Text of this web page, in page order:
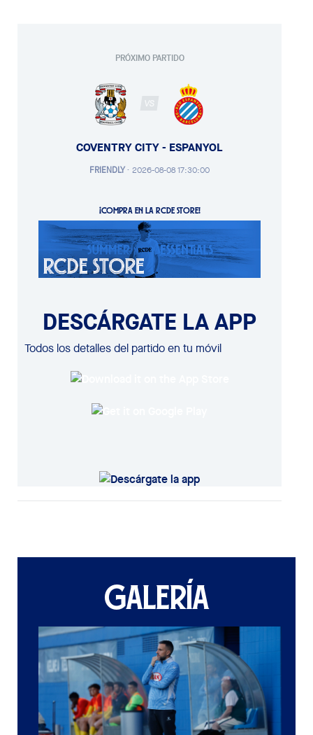
PRÓXIMO PARTIDO
VS
COVENTRY CITY - ESPANYOL
FRIENDLY· 2026-08-08 17:30:00
¡COMPRA EN LA RCDE STORE!
DESCÁRGATE LA APP
Todos los detalles del partido en tu móvil
GALERÍA